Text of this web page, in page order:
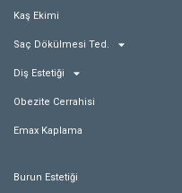
Kaş Ekimi
Saç Dökülmesi Ted.
Diş Estetiği
Obezite Cerrahisi
Emax Kaplama
Burun Estetiği